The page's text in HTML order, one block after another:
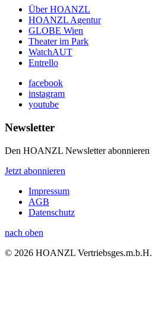
Über HOANZL
HOANZL Agentur
GLOBE Wien
Theater im Park
WatchAUT
Entrello
facebook
instagram
youtube
Newsletter
Den HOANZL Newsletter abonnieren
Jetzt abonnieren
Impressum
AGB
Datenschutz
nach oben
© 2026 HOANZL Vertriebsges.m.b.H.